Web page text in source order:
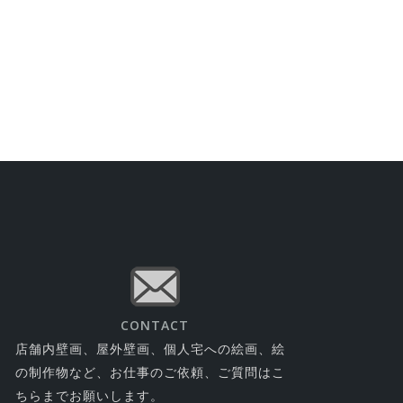
CONTACT
店舗内壁画、屋外壁画、個人宅への絵画、絵
の制作物など、お仕事のご依頼、ご質問はこ
ちらまでお願いします。